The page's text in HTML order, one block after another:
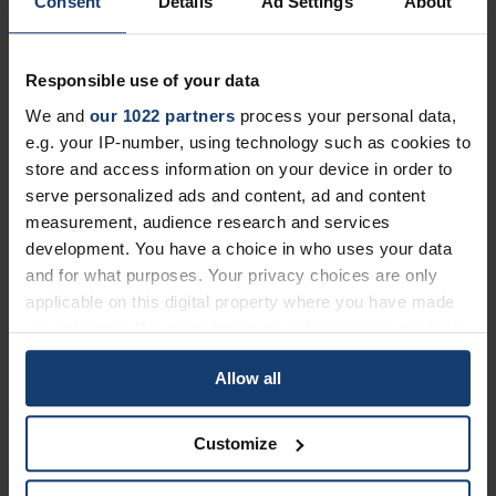
Responsible use of your data
We and our 1022 partners process your personal data,
e.g. your IP-number, using technology such as cookies to
store and access information on your device in order to
serve personalized ads and content, ad and content
measurement, audience research and services
development. You have a choice in who uses your data
and for what purposes. Your privacy choices are only
applicable on this digital property where you have made
your choices. You can change or withdraw your consent
any time from the Cookie Declaration or by clicking on
If you allow, we would also like to:
Collect information about your geographical
Allow all
Customize
Monoqool
Fluga Sports
Kontakt oss
Våre fasiliteter
Karriere
Events
ESG
Partnere
Presse
Prototal Group
Kontakt oss
Blogg
Events
Presse
Kontakt oss
Lokale røtter, globale